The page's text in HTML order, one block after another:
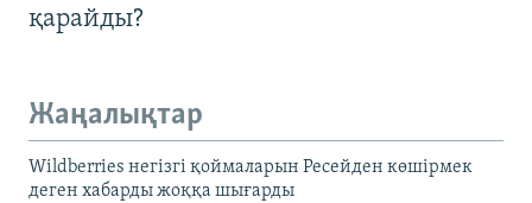
қарайды?
Жаңалықтар
Wildberries негізгі қоймаларын Ресейден көшірмек
деген хабарды жоққа шығарды